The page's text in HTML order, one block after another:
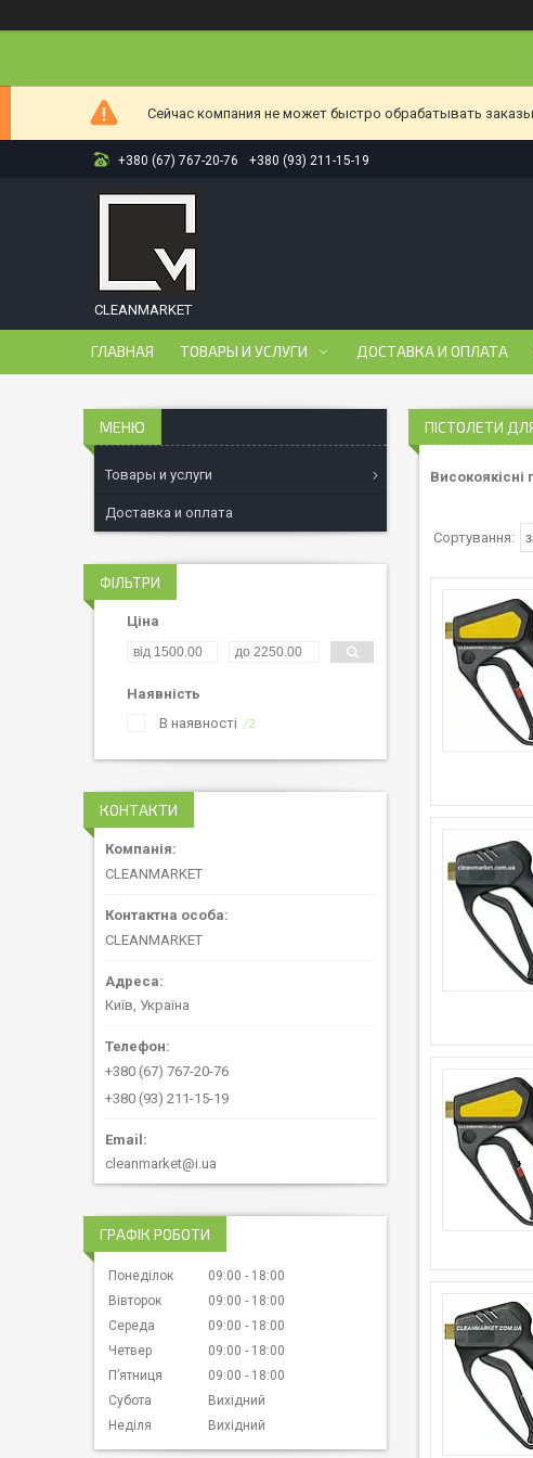
Сейчас компания не может быстро обрабатывать
+380 (67) 767-20-76 +380 (93) 211-15-19
CLEANMARKET
ГЛАВНАЯ ТОВАРЫ И УСЛУГИ ДОСТАВКА И ОПЛАТА
ПІСТОЛЕТИ
Високоякісні
Товары и услуги
Доставка и оплата
ФІЛЬТРИ
Ціна
Наявність
В наявності
2
КОНТАКТИ
CLEANMARKET
CLEANMARKET
Київ, Україна
+380 (67) 767-20-76
+380 (93) 211-15-19
cleanmarket@i.ua
ГРАФІК РОБОТИ
Понеділок 09:00
18:00
Вівторок
09:00
18:00
Середа
09:00
18:00
Четвер
09:00
18:00
Пʼятниця
09:00
18:00
Субота
Вихідний
Неділя
Вихідний